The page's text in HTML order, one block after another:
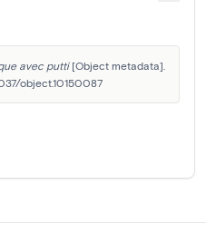
avec putti [Object metadata].
object.10150087